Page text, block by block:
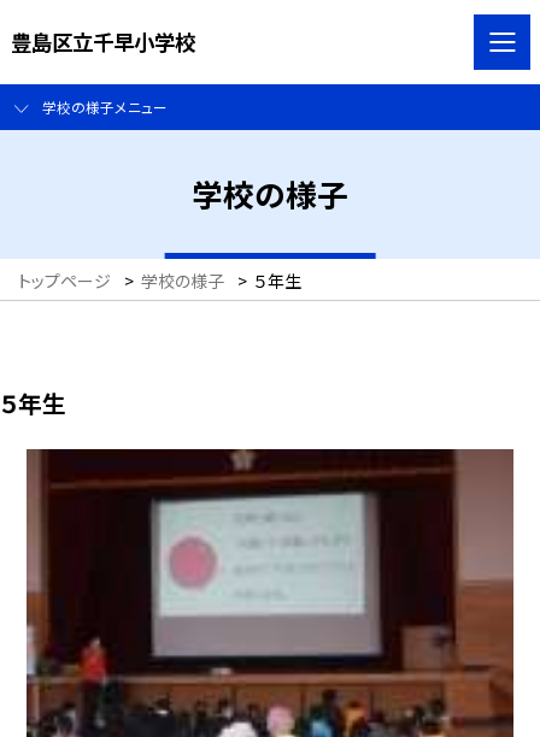
豊島区立千早小学校
学校の様子メニュー
学校の様子
トップページ > 学校の様子 > ５年生
５年生